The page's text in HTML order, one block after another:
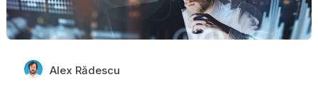
Alex Rădescu